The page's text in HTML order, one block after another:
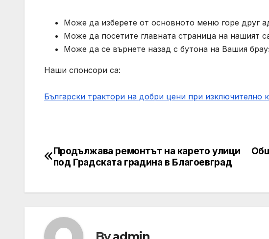
Може да изберете от основното меню горе друг
Може да посетите главната страница на нашият
Може да се върнете назад с бутона на Вашия
Наши спонсори са:
Български трактори на добри цени при изключително
Post
Продължава ремонтът на карето улици
под Градската градина в Благоевград